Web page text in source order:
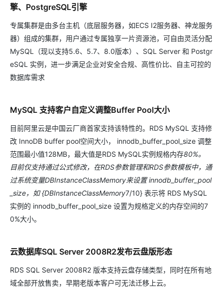
擎、PostgreSQL引擎
专属集群是由多台主机（底层服务器，如ECS I2服务器、神龙服务
器）组成的集群，用户通过专属独享一片资源池，可自由灵活分配
MySQL（现以支持5.6、5.7、8.0版本）、SQL Server 和 Postgr
eSQL 实例，进一步满足企业对安全合规、高性价比、自主可控的
数据库需求
MySQL 支持客户自定义调整Buffer Pool大小
目前阿里云是中国云厂商首家支持该特性的。RDS MySQL 支持修
改 InnoDB buffer pool空间大小， innodb_buffer_pool_size 调整
范围最小值128MB，最大值是RDS MySQL实例规格内存80%。
目前仅支持通过公式修改，在RDS参数管理和RDS参数模板中，通
过系统变量DBInstanceClassMemory来设置 innodb_buffer_pool
_size，如 {DBInstanceClassMemory7/10} 表示将 RDS MySQL
实例的 innodb_buffer_pool_size 设置为规格定义的内存空间的7
0%大小。
云数据库SQL Server 2008R2发布云盘版形态
RDS SQL Server 2008R2 版本支持云盘存储类型，同时在所有地
域全部开放售卖，早期老版本客户可无法迁移上云。